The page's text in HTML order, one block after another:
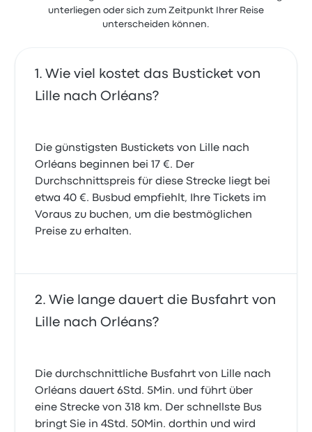
unterliegen oder sich zum Zeitpunkt Ihrer Reise
unterscheiden können.
Wie viel kostet das Busticket von
Lille nach Orléans?
Die günstigsten Bustickets von Lille nach
Orléans beginnen bei 17 €. Der
Durchschnittspreis für diese Strecke liegt bei
etwa 40 €. Busbud empfiehlt, Ihre Tickets im
Voraus zu buchen, um die bestmöglichen
Preise zu erhalten.
Wie lange dauert die Busfahrt von
Lille nach Orléans?
Die durchschnittliche Busfahrt von Lille nach
Orléans dauert 6Std. 5Min. und führt über
eine Strecke von 318 km. Der schnellste Bus
bringt Sie in 4Std. 50Min. dorthin und wird